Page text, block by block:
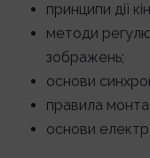
принципи дії
методи
зображень;
основи
правила
основи